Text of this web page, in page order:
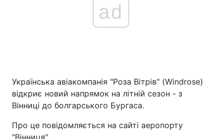
ad
Українська авіакомпанія "Роза Вітрів" (Windrose)
відкриє новий напрямок на літній сезон - з
Вінниці до болгарського Бургаса.
Про це повідомляється на сайті аеропорту
"Вінниця".